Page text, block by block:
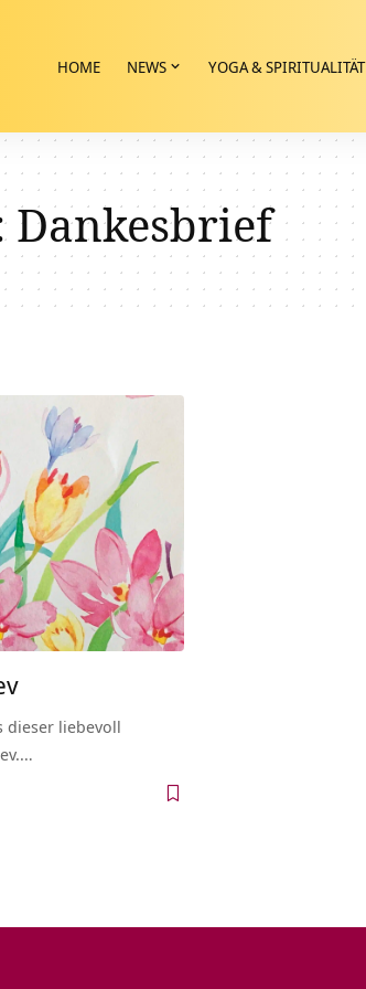
HOME NEWS YOGA & SPIRITUALITÄT
Dankesbrief
dieser liebevoll